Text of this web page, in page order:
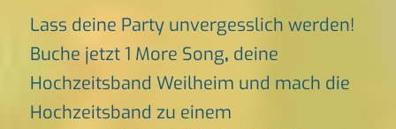
Lass deine Party unvergesslich werden!
Buche jetzt 1 More Song, deine
Hochzeitsband Weilheim und mach die
Hochzeitsband zu einem